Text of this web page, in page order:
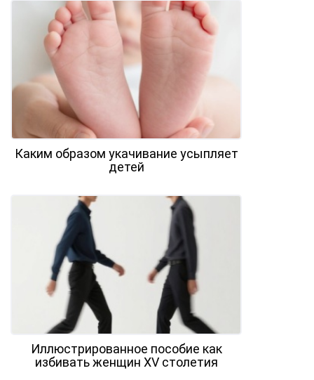
Каким образом укачивание усыпляет
детей
Иллюстрированное пособие как
избивать женщин XV столетия